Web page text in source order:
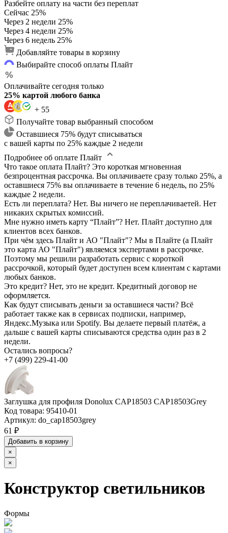
Разбейте оплату на части без переплат
Сейчас 25%
Через 2 недели 25%
Через 4 недели 25%
Через 6 недель 25%
Добавляйте товары в корзину
Выбирайте способ оплаты Плайт
Оплачивайте сегодня только
25% картой любого банка
+ 55
Получайте товар выбранный способом
Оставшиеся 75% будут списываться
с вашей карты по 25% каждые 2 недели
Подробнее об оплате Плайт
Что такое оплата Плайт? Это короткая мгновенная
безпроцентная рассрочка. Вы оплачиваете сразу только 25%, а
оставшиеся 75% вы оплачиваете в течение 6 недель, по 25%
каждые 2 недели.
Есть ли переплата? Нет. Вы ничего не переплачиваетей. Нет
никаких скрытых комиссий.
Мне нужно иметь карту “Плайт”? Нет. Плайт доступно для
клиентов всех банков.
При чём здесь Плайт и АО "Плайт"? Мы в Плайте (а Плайт
это карта АО "Плайт") являемся экспертами в рассрочке.
Поэтому мы решили разработать сервис с короткой
рассрочкой, который будет доступен всем клиентам с картами
любых банков.
Это кредит? Нет, это не кредит. Кредитный договор не
оформляется.
Как будут списывать деньги за оставшиеся части? Всё
работает также как в сервисах подписки, например,
Яндекс.Музыка или Spotify. Вы делаете первый платёж, а
дальше с вашей карты списываются средства один раз в 2
недели.
Остались вопросы?
+7 (499) 229-41-00
Заглушка для профиля Donolux CAP18503 CAP18503Grey
Код товара: 95410-01
Артикул: do_cap18503grey
61 ₽
Добавить в корзину
×
×
Конструктор светильников
Формы